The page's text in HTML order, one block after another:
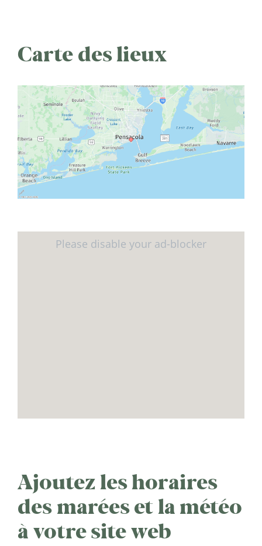
Carte des lieux
Ajoutez les horaires
des marées et la météo
à votre site web